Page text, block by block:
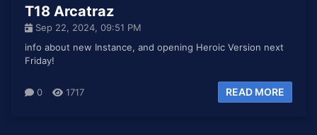
T18 Arcatraz
Sep 22, 2024, 09:51 PM
info about new Instance, and opening Heroic Version next
Friday!
0 1717 READ MORE